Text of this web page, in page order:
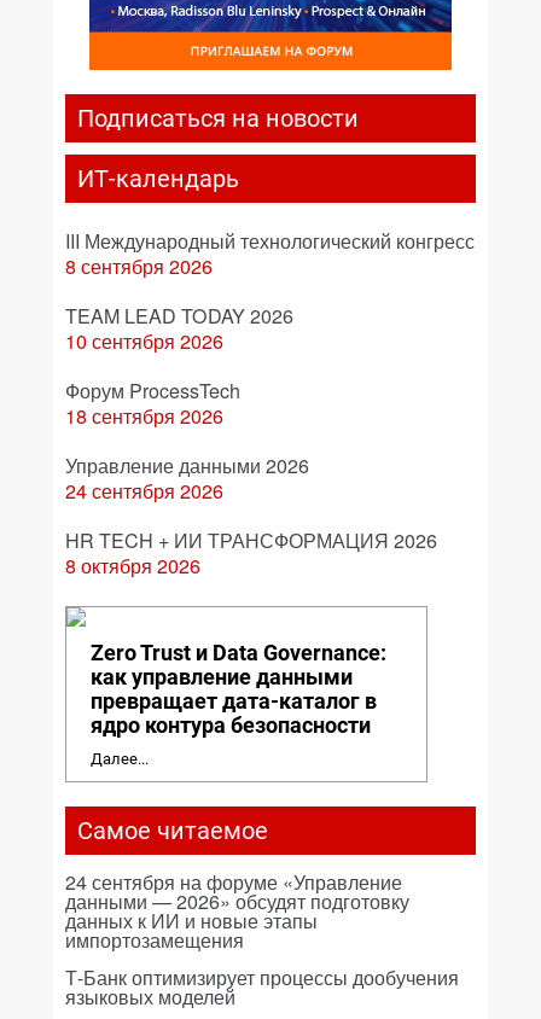
Подписаться на новости
ИТ-календарь
III Международный технологический конгресс
8 сентября 2026
TEAM LEAD TODAY 2026
10 сентября 2026
Форум ProcessTech
18 сентября 2026
Управление данными 2026
24 сентября 2026
HR TECH + ИИ ТРАНСФОРМАЦИЯ 2026
8 октября 2026
Zero Trust и Data Governance:
как управление данными
превращает дата-каталог в
ядро контура безопасности
Далее...
Самое читаемое
24 сентября на форуме «Управление
данными — 2026» обсудят подготовку
данных к ИИ и новые этапы
импортозамещения
Т-Банк оптимизирует процессы дообучения
языковых моделей